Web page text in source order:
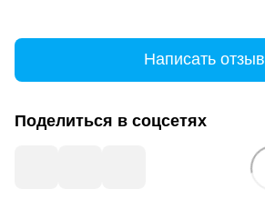
Написать отзыв
Поделиться в соцсетях